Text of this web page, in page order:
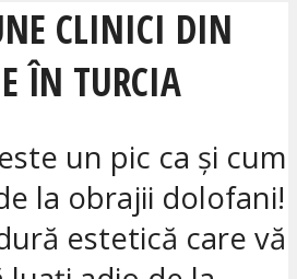
CLINICI DIN
ÎN TURCIA
un pic ca și cum
la obrajii dolofani!
estetică care vă